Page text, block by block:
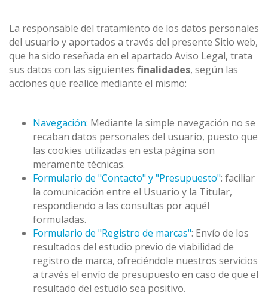
La responsable del tratamiento de los datos personales
del usuario y aportados a través del presente Sitio web,
que ha sido reseñada en el apartado Aviso Legal, trata
sus datos con las siguientes finalidades, según las
acciones que realice mediante el mismo:
Navegación: Mediante la simple navegación no se
recaban datos personales del usuario, puesto que
las cookies utilizadas en esta página son
meramente técnicas.
Formulario de "Contacto" y "Presupuesto": faciliar
la comunicación entre el Usuario y la Titular,
respondiendo a las consultas por aquél
formuladas.
Formulario de "Registro de marcas": Envío de los
resultados del estudio previo de viabilidad de
registro de marca, ofreciéndole nuestros servicios
a través el envío de presupuesto en caso de que el
resultado del estudio sea positivo.